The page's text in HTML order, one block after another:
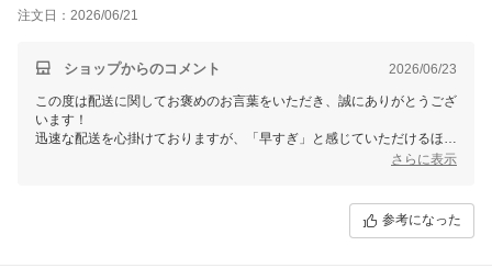
注文日：2026/06/21
ショップからのコメント 2026/06/23
この度は配送に関してお褒めのお言葉をいただき、誠にありがとうござ
います！
迅速な配送を心掛けておりますが、「早すぎ」と感じていただけるほど
理のない形で、安定したサービスを長く提供できるよう努めてまいりま
す。今後とも当店をどうぞよろしくお願いいたします！
さらに表示
参考になった